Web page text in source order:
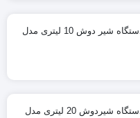
شوینده اسیدی دستگاه شیر دوش 10 لیتری مدل
شوینده اسیدی دستگاه شیردوش 20 لیتری مدل